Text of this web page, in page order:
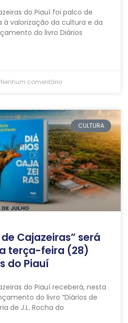
do Piauí foi palco de
valorização da cultura e da
do livro Diários
Nenhum comentário
CULTURA
Cajazeiras” será
terça-feira (28)
do Piauí
do Piauí receberá, nesta
do livro “Diários de
de J.L. Rocha do